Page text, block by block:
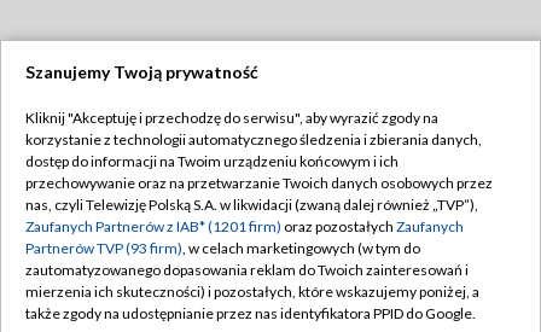
TVP
Abonament TVP
Emisja w TVP
Centrum informacji TVP
Naziemna Telewizja Cyfrowa
Regulamin TVP
Polityka prywatności
Moje zgody
Pomoc
Szanujemy Twoją prywatność
Kliknij "Akceptuję i przechodzę do serwisu", aby wyrazić zgody na
korzystanie z technologii automatycznego śledzenia i zbierania danych,
dostęp do informacji na Twoim urządzeniu końcowym i ich
przechowywanie oraz na przetwarzanie Twoich danych osobowych przez
nas, czyli Telewizję Polską S.A. w likwidacji (zwaną dalej również „TVP”),
Zaufanych Partnerów z IAB* (1201 firm) oraz pozostałych Zaufanych
Partnerów TVP (93 firm), w celach marketingowych (w tym do
zautomatyzowanego dopasowania reklam do Twoich zainteresowań i
mierzenia ich skuteczności) i pozostałych, które wskazujemy poniżej, a
także zgody na udostępnianie przez nas identyfikatora PPID do Google.